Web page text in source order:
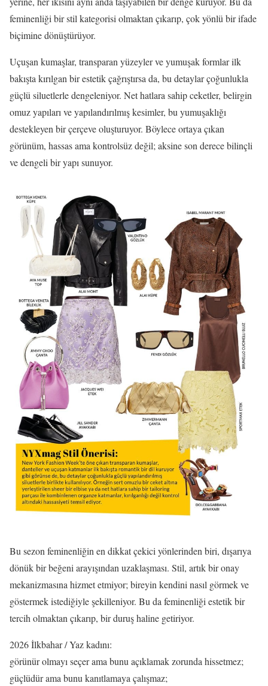
feminenliği bir stil kategorisi olmaktan çıkarıp, çok yönlü bir ifade
biçimine dönüştürüyor.
Uçuşan kumaşlar, transparan yüzeyler ve yumuşak formlar ilk
bakışta kırılgan bir estetik çağrıştırsa da, bu detaylar çoğunlukla
güçlü siluetlerle dengeleniyor. Net hatlara sahip ceketler, belirgin
omuz yapıları ve yapılandırılmış kesimler, bu yumuşaklığı
destekleyen bir çerçeve oluşturuyor. Böylece ortaya çıkan
görünüm, hassas ama kontrolsüz değil; aksine son derece bilinçli
ve dengeli bir yapı sunuyor.
Bu sezon feminenliğin en dikkat çekici yönlerinden biri, dışarıya
dönük bir beğeni arayışından uzaklaşması. Stil, artık bir onay
mekanizmasına hizmet etmiyor; bireyin kendini nasıl görmek ve
göstermek istediğiyle şekilleniyor. Bu da feminenliği estetik bir
tercih olmaktan çıkarıp, bir duruş haline getiriyor.
2026 İlkbahar / Yaz kadını:
görünür olmayı seçer ama bunu açıklamak zorunda hissetmez;
güçlüdür ama bunu kanıtlamaya çalışmaz;